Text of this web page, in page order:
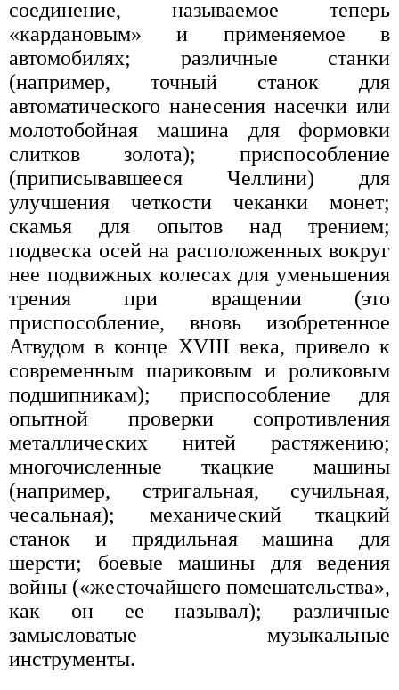
соединение, называемое теперь
«кардановым» и применяемое в
автомобилях; различные станки
(например, точный станок для
автоматического нанесения насечки или
молотобойная машина для формовки
слитков золота); приспособление
(приписывавшееся Челлини) для
улучшения четкости чеканки монет;
скамья для опытов над трением;
подвеска осей на расположенных вокруг
нее подвижных колесах для уменьшения
трения при вращении (это
приспособление, вновь изобретенное
Атвудом в конце XVIII века, привело к
современным шариковым и роликовым
подшипникам); приспособление для
опытной проверки сопротивления
металлических нитей растяжению;
многочисленные ткацкие машины
(например, стригальная, сучильная,
чесальная); механический ткацкий
станок и прядильная машина для
шерсти; боевые машины для ведения
войны («жесточайшего помешательства»,
как он ее называл); различные
замысловатые музыкальные
инструменты.